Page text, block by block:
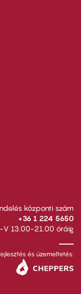
központi szám
+36 1 224 5650
V 13.00-21.00 óráig
és üzemeltetés: